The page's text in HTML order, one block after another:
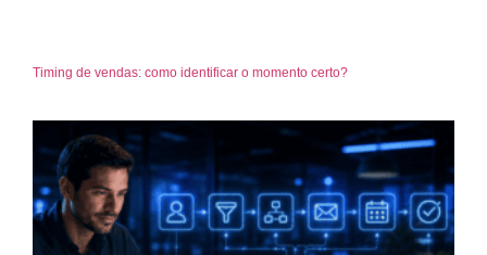
Timing de vendas: como identificar o momento certo?